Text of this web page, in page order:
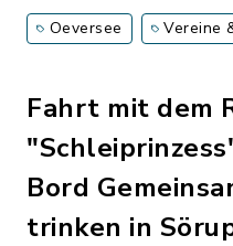
Oeversee Vereine
Fahrt mit dem
Bord
trinken in